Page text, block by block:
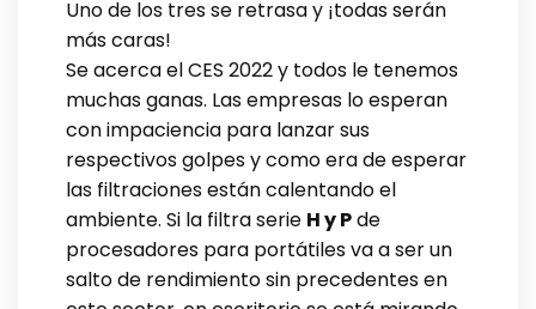
Uno de los tres se retrasa y ¡todas serán
más caras!
Se acerca el CES 2022 y todos le tenemos
muchas ganas. Las empresas lo esperan
con impaciencia para lanzar sus
respectivos golpes y como era de esperar
las filtraciones están calentando el
ambiente. Si la filtra serie H y Pde
procesadores para portátiles va a ser un
salto de rendimiento sin precedentes en